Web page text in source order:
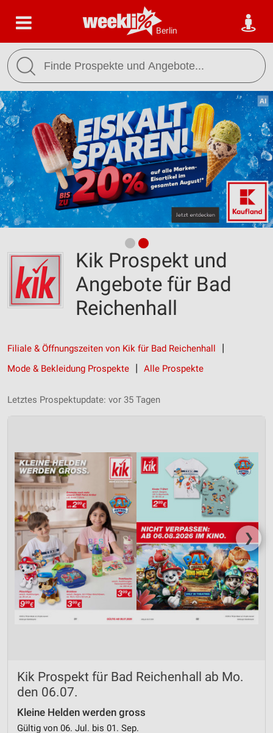
Berlin
Kik Prospekt und
Angebote für Bad
Reichenhall
Filiale & Öffnungszeiten von Kik für Bad Reichenhall
Mode & Bekleidung Prospekte
Alle Prospekte
Letztes Prospektupdate: vor 35 Tagen
❯
Kik Prospekt für Bad Reichenhall ab Mo.
den 06.07.
Kleine Helden werden gross
Gültig von 06. Jul. bis 01. Sep.